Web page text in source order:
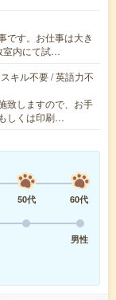
です。お仕事は大き
室内にて試…
キル不要 / 英語力不
致しますので、お手
しくは印刷…
50代
60代
男性